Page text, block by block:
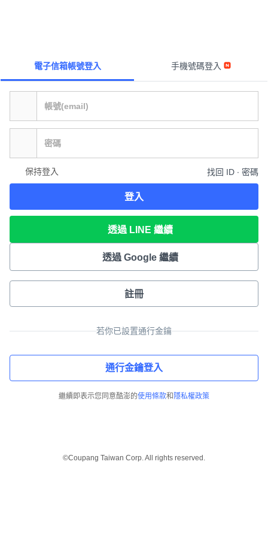
電子信箱帳號登入 手機號碼登入
保持登入 找回 ID ∙ 密碼
登入
透過 LINE 繼續
透過 Google 繼續
註冊
若你已設置通行金鑰
通行金鑰登入
繼續即表示您同意酷澎的使用條款和 隱私權政策
©Coupang Taiwan Corp. All rights reserved.